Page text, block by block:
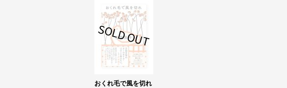
おくれ毛で風を切れ